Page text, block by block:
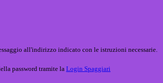
all'indirizzo indicato con le istruzioni necessarie.
password tramite la Login Spaggiari